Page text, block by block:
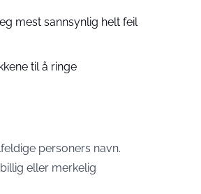
mest sannsynlig helt feil
til å ringe
personers navn.
eller merkelig